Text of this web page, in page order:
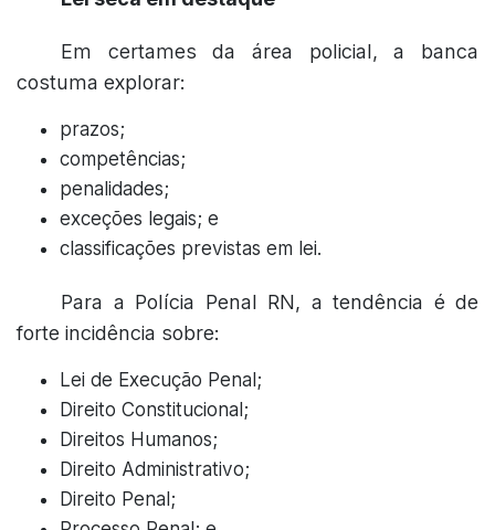
Em certames da área policial, a banca
costuma explorar:
prazos;
competências;
penalidades;
exceções legais; e
classificações previstas em lei.
Para a Polícia Penal RN, a tendência é de
forte incidência sobre:
Lei de Execução Penal;
Direito Constitucional;
Direitos Humanos;
Direito Administrativo;
Direito Penal;